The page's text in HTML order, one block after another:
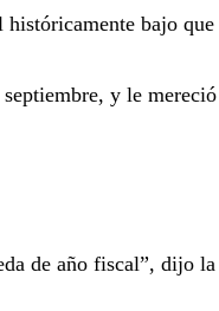
bajo que
y le
de año fiscal”, dijo